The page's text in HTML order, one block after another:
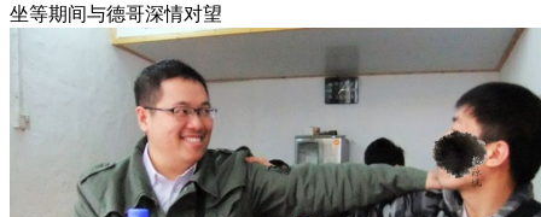
坐等期间与德哥深情对望